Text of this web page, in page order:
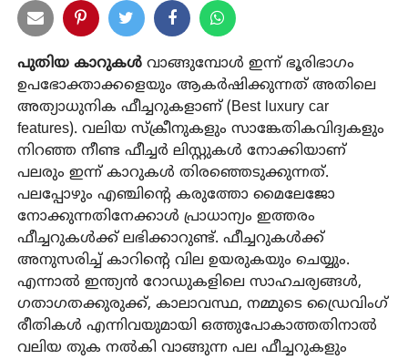
പുതിയ കാറുകൾവാങ്ങുമ്പോൾ ഇന്ന് ഭൂരിഭാഗം
ഉപഭോക്താക്കളെയും ആകർഷിക്കുന്നത് അതിലെ
അത്യാധുനിക ഫീച്ചറുകളാണ് (Best luxury car
features). വലിയ സ്ക്രീനുകളും സാങ്കേതികവിദ്യകളും
നിറഞ്ഞ നീണ്ട ഫീച്ചർ ലിസ്റ്റുകൾ നോക്കിയാണ്
പലരും ഇന്ന് കാറുകൾ തിരഞ്ഞെടുക്കുന്നത്.
പലപ്പോഴും എഞ്ചിന്റെ കരുത്തോ മൈലേജോ
നോക്കുന്നതിനേക്കാൾ പ്രാധാന്യം ഇത്തരം
ഫീച്ചറുകൾക്ക് ലഭിക്കാറുണ്ട്. ഫീച്ചറുകൾക്ക്
അനുസരിച്ച് കാറിന്റെ വില ഉയരുകയും ചെയ്യും.
എന്നാൽ ഇന്ത്യൻ റോഡുകളിലെ സാഹചര്യങ്ങൾ,
ഗതാഗതക്കുരുക്ക്, കാലാവസ്ഥ, നമ്മുടെ ഡ്രൈവിംഗ്
രീതികൾ എന്നിവയുമായി ഒത്തുപോകാത്തതിനാൽ
വലിയ തുക നൽകി വാങ്ങുന്ന പല ഫീച്ചറുകളും